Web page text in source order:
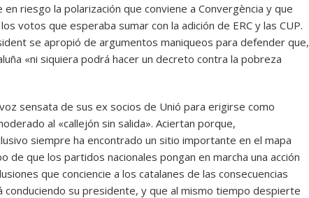
en riesgo la polarización que conviene a Convergència y que
votos que esperaba sumar con la adición de ERC y las CUP.
se apropió de argumentos maniqueos para defender que,
«ni siquiera podrá hacer un decreto contra la pobreza
sensata de sus ex socios de Unió para erigirse como
al «callejón sin salida». Aciertan porque,
siempre ha encontrado un sitio importante en el mapa
de que los partidos nacionales pongan en marcha una acción
que conciencie a los catalanes de las consecuencias
su presidente, y que al mismo tiempo despierte